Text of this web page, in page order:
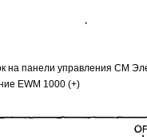
на панели управления СМ
EWM 1000 (+)